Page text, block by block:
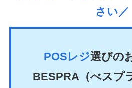
さい／
POSレジ選びの
BESPRA（べスプ